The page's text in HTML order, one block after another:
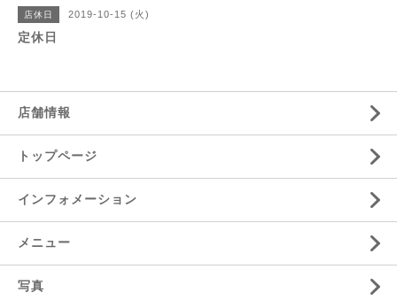
店休日 2019-10-15 (火)
定休日
店舗情報
トップページ
インフォメーション
メニュー
写真